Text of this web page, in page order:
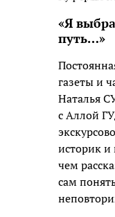
«Я
путь…»
газеты и
Наталья
с Аллой
историк и
чем
сам